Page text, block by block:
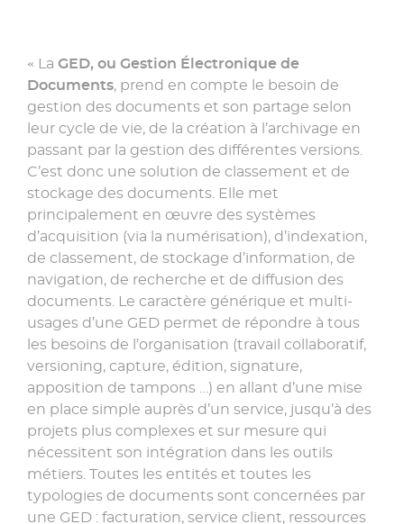
« La GED, ou Gestion Électronique de
Documents, prend en compte le besoin de
gestion des documents et son partage selon
leur cycle de vie, de la création à l’archivage en
passant par la gestion des différentes versions.
C’est donc une solution de classement et de
stockage des documents. Elle met
principalement en œuvre des systèmes
d’acquisition (via la numérisation), d’indexation,
de classement, de stockage d’information, de
navigation, de recherche et de diffusion des
documents. Le caractère générique et multi-
usages d’une GED permet de répondre à tous
les besoins de l’organisation (travail collaboratif,
versioning, capture, édition, signature,
apposition de tampons …) en allant d’une mise
en place simple auprès d’un service, jusqu’à des
projets plus complexes et sur mesure qui
nécessitent son intégration dans les outils
métiers. Toutes les entités et toutes les
typologies de documents sont concernées par
une GED : facturation, service client, ressources